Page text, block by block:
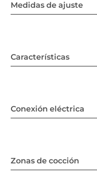
Medidas de ajuste
Características
Conexión eléctrica
Zonas de cocción